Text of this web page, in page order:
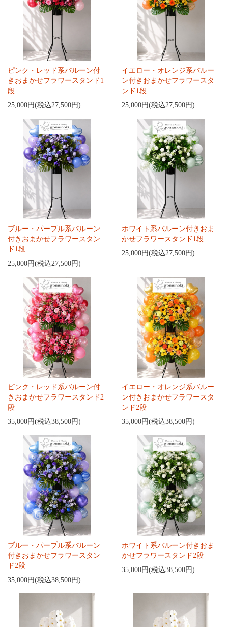
ピンク・レッド系バルーン付
きおまかせフラワースタンド1
段
25,000円(税込27,500円)
イエロー・オレンジ系バルー
ン付きおまかせフラワースタ
ンド1段
25,000円(税込27,500円)
ブルー・パープル系バルーン
付きおまかせフラワースタン
ド1段
25,000円(税込27,500円)
ホワイト系バルーン付きおま
かせフラワースタンド1段
25,000円(税込27,500円)
ピンク・レッド系バルーン付
きおまかせフラワースタンド2
段
35,000円(税込38,500円)
イエロー・オレンジ系バルー
ン付きおまかせフラワースタ
ンド2段
35,000円(税込38,500円)
ブルー・パープル系バルーン
付きおまかせフラワースタン
ド2段
35,000円(税込38,500円)
ホワイト系バルーン付きおま
かせフラワースタンド2段
35,000円(税込38,500円)